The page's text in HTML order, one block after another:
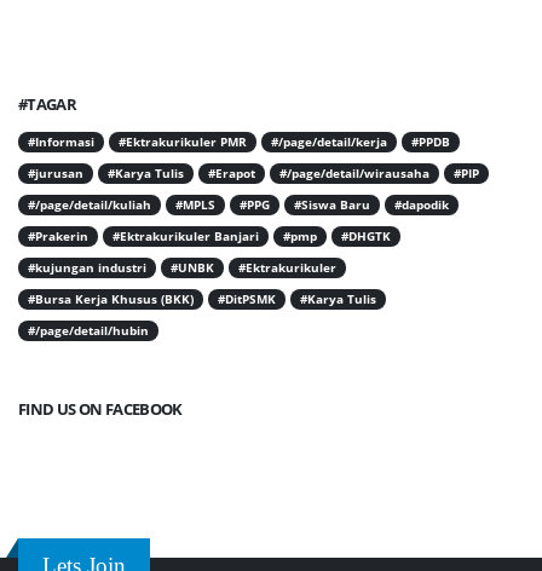
#TAGAR
#Informasi #Ektrakurikuler PMR #/page/detail/kerja
#PPDB
#jurusan
#Karya Tulis #Erapot #/page/detail/wirausaha
#PIP
#/page/detail/kuliah
#MPLS #PPG #Siswa Baru
#dapodik
#Prakerin
#Ektrakurikuler Banjari #pmp
#DHGTK
#kujungan industri
#UNBK
#Ektrakurikuler
#Bursa Kerja Khusus (BKK)
#DitPSMK
#Karya Tulis
#/page/detail/hubin
FIND US ON FACEBOOK
Lets Join